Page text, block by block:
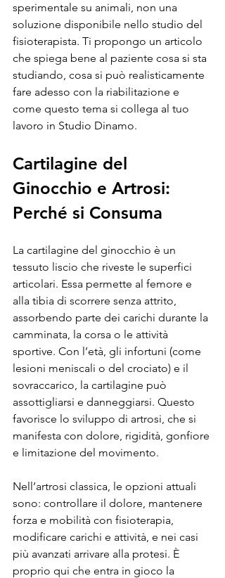
sperimentale su animali, non una
soluzione disponibile nello studio del
fisioterapista. Ti propongo un articolo
che spiega bene al paziente cosa si sta
studiando, cosa si può realisticamente
fare adesso con la riabilitazione e
come questo tema si collega al tuo
lavoro in Studio Dinamo.
Cartilagine del
Ginocchio e Artrosi:
Perché si Consuma
La cartilagine del ginocchio è un
tessuto liscio che riveste le superfici
articolari. Essa permette al femore e
alla tibia di scorrere senza attrito,
assorbendo parte dei carichi durante la
camminata, la corsa o le attività
sportive. Con l’età, gli infortuni (come
lesioni meniscali o del crociato) e il
sovraccarico, la cartilagine può
assottigliarsi e danneggiarsi. Questo
favorisce lo sviluppo di artrosi, che si
manifesta con dolore, rigidità, gonfiore
e limitazione del movimento.
Nell’artrosi classica, le opzioni attuali
sono: controllare il dolore, mantenere
forza e mobilità con fisioterapia,
modificare carichi e attività, e nei casi
più avanzati arrivare alla protesi. È
proprio qui che entra in gioco la